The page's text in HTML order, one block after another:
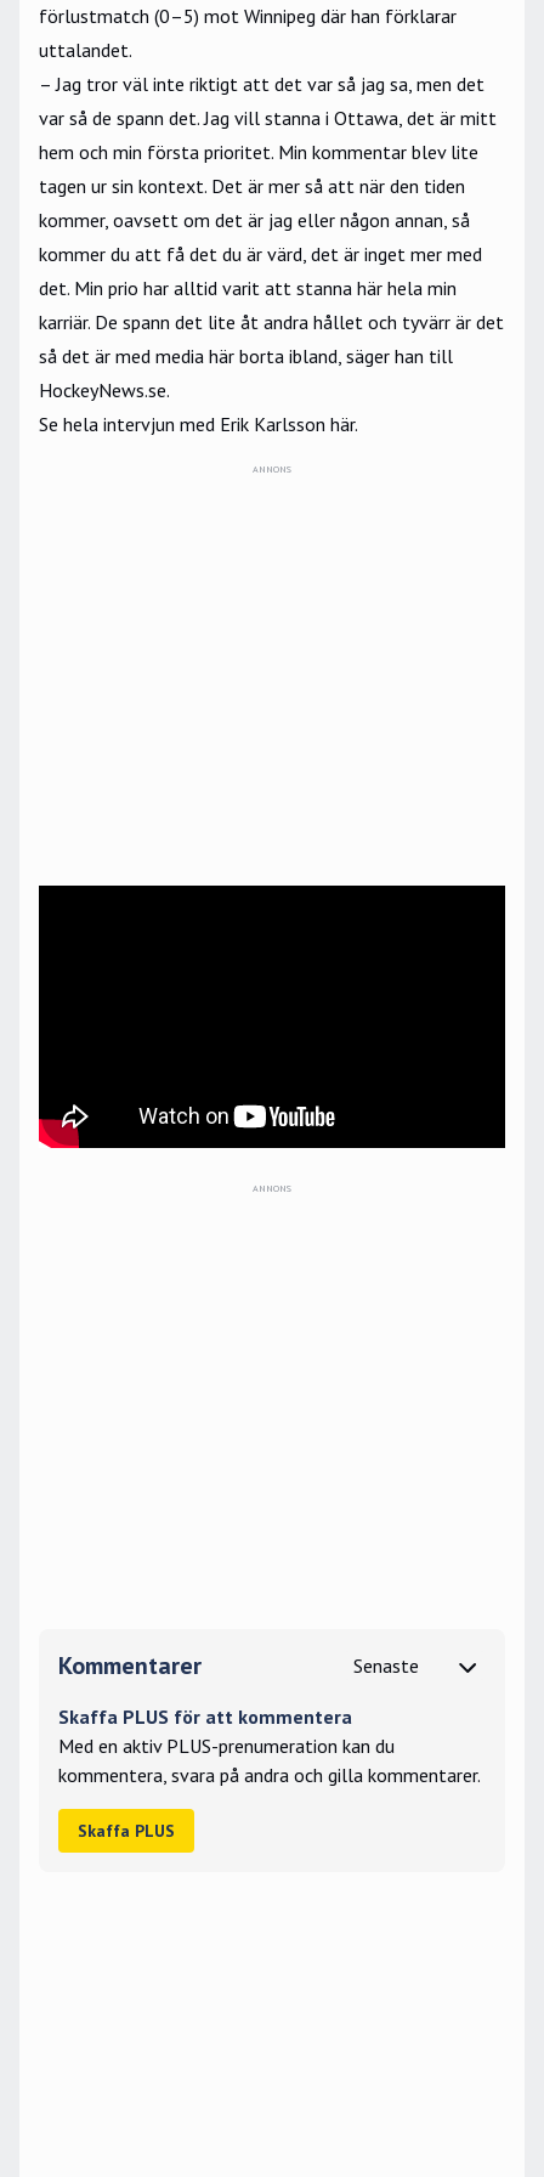
förlustmatch (0–5) mot Winnipeg där han förklarar
uttalandet.
– Jag tror väl inte riktigt att det var så jag sa, men det
var så de spann det. Jag vill stanna i Ottawa, det är mitt
hem och min första prioritet. Min kommentar blev lite
tagen ur sin kontext. Det är mer så att när den tiden
kommer, oavsett om det är jag eller någon annan, så
kommer du att få det du är värd, det är inget mer med
det. Min prio har alltid varit att stanna här hela min
karriär. De spann det lite åt andra hållet och tyvärr är det
så det är med media här borta ibland, säger han till
HockeyNews.se.
Se hela intervjun med Erik Karlsson här.
ANNONS
Kommentarer
Skaffa PLUS för att kommentera
Med en aktiv PLUS-prenumeration kan du
kommentera, svara på andra och gilla kommentarer.
Skaffa PLUS